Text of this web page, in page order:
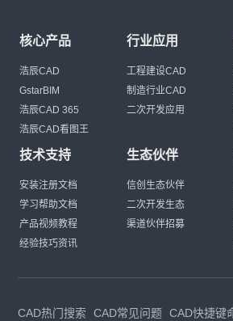
核心产品
浩辰CAD
GstarBIM
浩辰CAD 365
浩辰CAD看图王
行业应用
工程建设CAD
制造行业CAD
二次开发应用
技术支持
安装注册文档
学习帮助文档
产品视频教程
经验技巧资讯
生态伙伴
信创生态伙伴
二次开发生态
渠道伙伴招募
CAD热门搜索 CAD常见问题 CAD快捷键